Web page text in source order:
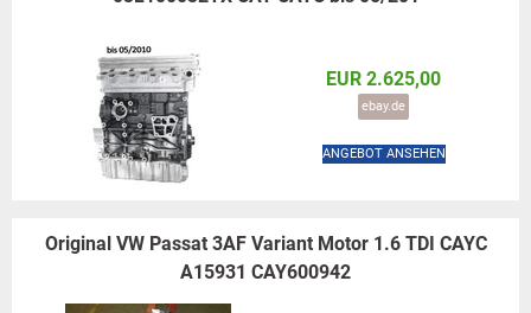
EUR 2.625,00
ebay.de
ANGEBOT ANSEHEN
Original VW Passat 3AF Variant Motor 1.6 TDI CAYC
A15931 CAY600942